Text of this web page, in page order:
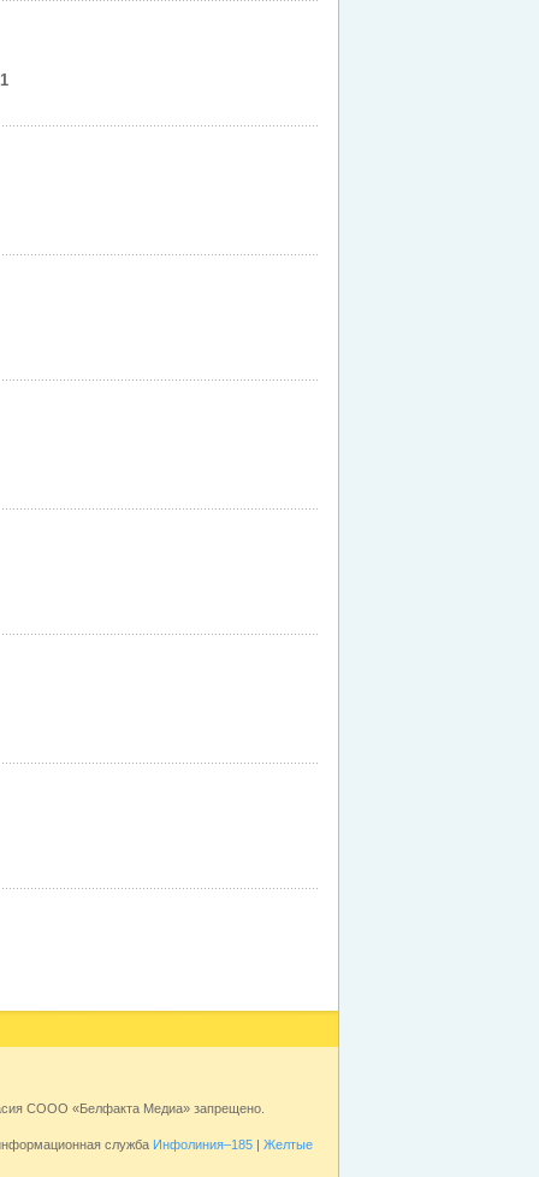
СООО «Белфакта Медиа» запрещено.
служба Инфолиния–185| Желтые